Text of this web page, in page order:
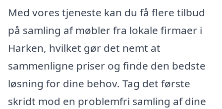
Med vores tjeneste kan du få flere tilbud
på samling af møbler fra lokale firmaer i
Harken, hvilket gør det nemt at
sammenligne priser og finde den bedste
løsning for dine behov. Tag det første
skridt mod en problemfri samling af dine